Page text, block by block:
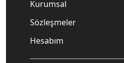
Kurumsal
Sözleşmeler
Hesabım